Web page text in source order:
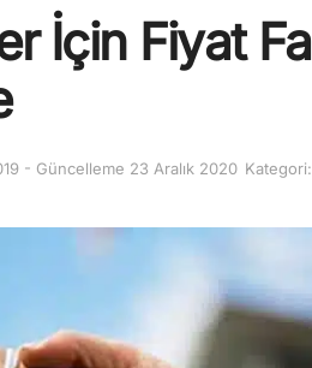
İçin Fiyat
- Güncelleme 23 Aralık 2020 Kategori: